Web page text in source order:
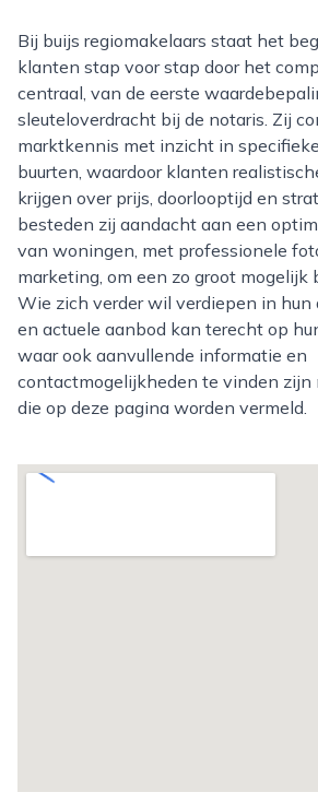
Bij buijs regiomakelaars staat het begeleiden van
klanten stap voor stap door het
centraal, van de eerste
sleuteloverdracht bij de notaris. Zij
marktkennis met inzicht in
buurten, waardoor klanten
krijgen over prijs, doorlooptijd en
besteden zij aandacht aan een
van woningen, met professionele
marketing, om een zo groot mogelijk
Wie zich verder wil verdiepen in hun
en actuele aanbod kan terecht op
waar ook aanvullende informatie en
contactmogelijkheden te vinden zijn
die op deze pagina worden vermeld.